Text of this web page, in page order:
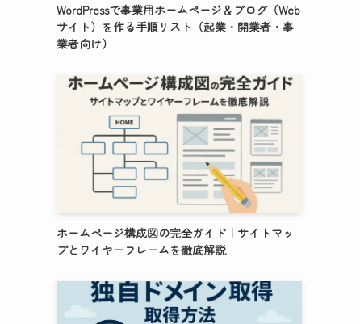
WordPressで事業用ホームページ＆ブログ（Web
サイト）を作る手順リスト（起業・開業者・事
業者向け）
ホームページ構成図の完全ガイド｜サイトマッ
プとワイヤーフレームを徹底解説